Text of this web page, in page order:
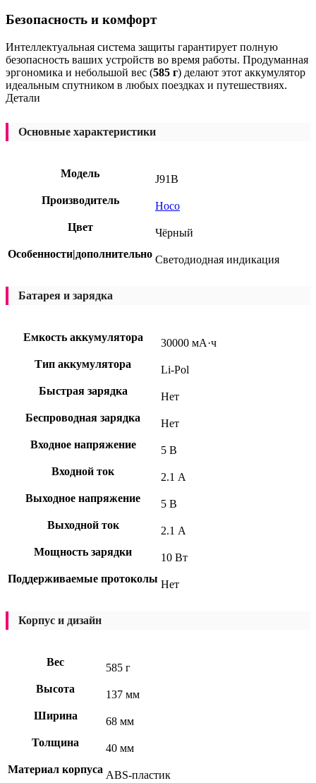
Безопасность и комфорт
Интеллектуальная система защиты гарантирует полную
безопасность ваших устройств во время работы. Продуманная
эргономика и небольшой вес (585 г) делают этот аккумулятор
идеальным спутником в любых поездках и путешествиях.
Детали
Основные характеристики
Модель
J91B
Производитель
Hoco
Цвет
Чёрный
Особенности|дополнительно Светодиодная индикация
Батарея и зарядка
Емкость аккумулятора
30000 мА·ч
Тип аккумулятора
Li-Pol
Быстрая зарядка
Нет
Беспроводная зарядка
Нет
Входное напряжение
5 В
Входной ток
2.1 А
Выходное напряжение
5 В
Выходной ток
2.1 А
Мощность зарядки
10 Вт
Поддерживаемые протоколы Нет
Корпус и дизайн
Вес
585 г
Высота
137 мм
Ширина
68 мм
Толщина
40 мм
Материал корпуса ABS-пластик